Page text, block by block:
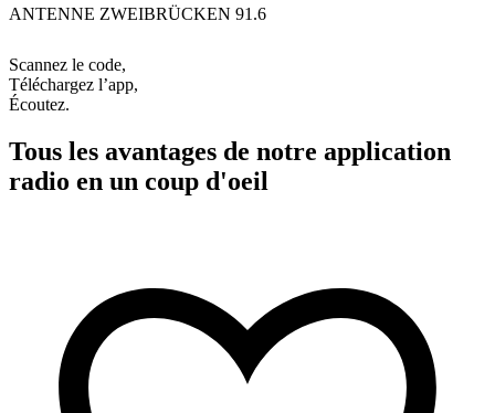
ANTENNE ZWEIBRÜCKEN 91.6
Scannez le code,
Téléchargez l’app,
Écoutez.
Tous les avantages de notre application
radio en un coup d'oeil